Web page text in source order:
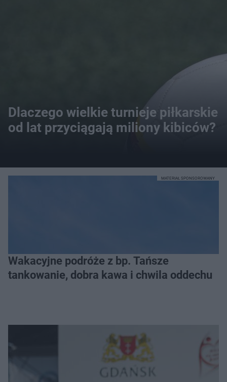
Dlaczego wielkie turnieje piłkarskie
od lat przyciągają miliony kibiców?
Wakacyjne podróże z bp. Tańsze
tankowanie, dobra kawa i chwila oddechu
MATERIAŁ SPONSOROWANY